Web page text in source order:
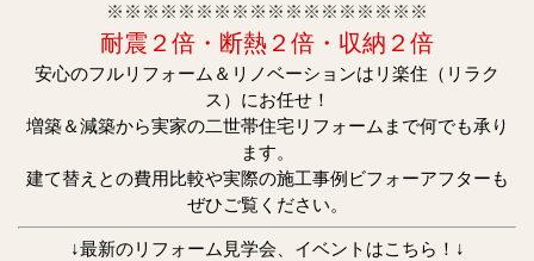
※※ ※※ ※※ ※※ ※※ ※※ ※※ ※※ ※※
耐震２倍・断熱２倍・収納２倍
安心のフルリフォーム＆リノベーションはリ楽住（リラク
ス）にお任せ！
増築＆減築から実家の二世帯住宅リフォームまで何でも承り
ます。
建て替えとの費用比較や実際の施工事例ビフォーアフターも
ぜひご覧ください。
↓最新のリフォーム見学会、イベントはこちら！↓